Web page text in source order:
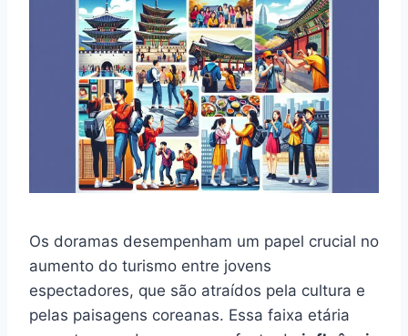
Os doramas desempenham um papel crucial no
aumento do turismo entre jovens
espectadores, que são atraídos pela cultura e
pelas paisagens coreanas. Essa faixa etária